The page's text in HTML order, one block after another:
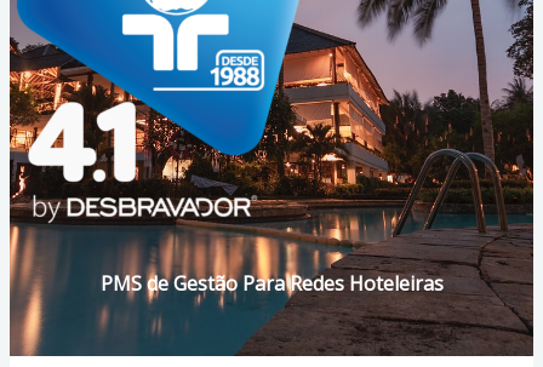
PMS de Gestão Para Redes Hoteleiras